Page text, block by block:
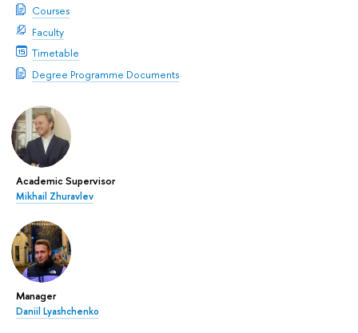
Courses
Faculty
Timetable
Degree Programme Documents
Academic Supervisor
Mikhail Zhuravlev
Manager
Daniil Lyashchenko